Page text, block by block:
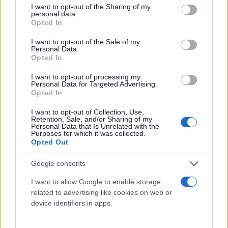
not limited to your visit or usage behaviour. You may click to
grant or deny consent to Google and its third-party tags to
use your data for below specified purposes in below Google
consent section.
I want to opt-out of the Sharing of my
personal data.
Opted In
I want to opt-out of the Sale of my
Personal Data.
Opted In
I want to opt-out of processing my
Personal Data for Targeted Advertising.
Opted In
I want to opt-out of Collection, Use,
Retention, Sale, and/or Sharing of my
Personal Data that Is Unrelated with the
Purposes for which it was collected.
Opted Out
Google consents
I want to allow Google to enable storage
related to advertising like cookies on web or
device identifiers in apps.
Μιλώντας απ' ευθείας προς το μέρος του η Άννα
αποθέωσε το ταλέντο του, το πώς τα ρούχα του
κολακεύουν τις γυναίκες και τις αναδεικνύουν και
τον ευχαρίστησε προσωπικά για την παρουσία του